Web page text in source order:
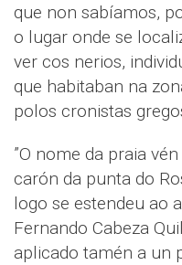
que non sabíamos,
o lugar onde se
ver cos nerios,
que habitaban na
polos cronistas
”O nome da praia
carón da punta do
logo se estendeu ao
Fernando Cabeza
aplicado tamén a un